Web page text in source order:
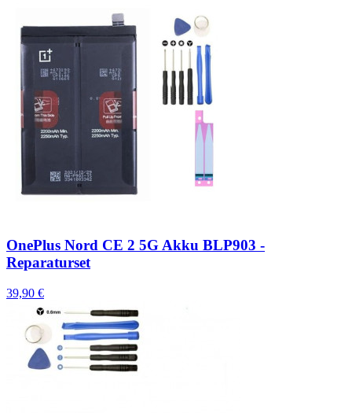
OnePlus Nord CE 2 5G Akku BLP903 -
Reparaturset
39,90 €